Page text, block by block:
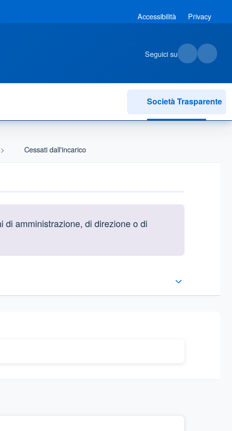
Accessibilità Privacy
Seguici su
Società Trasparente
Cessati dall'incarico
di amministrazione, di direzione o di